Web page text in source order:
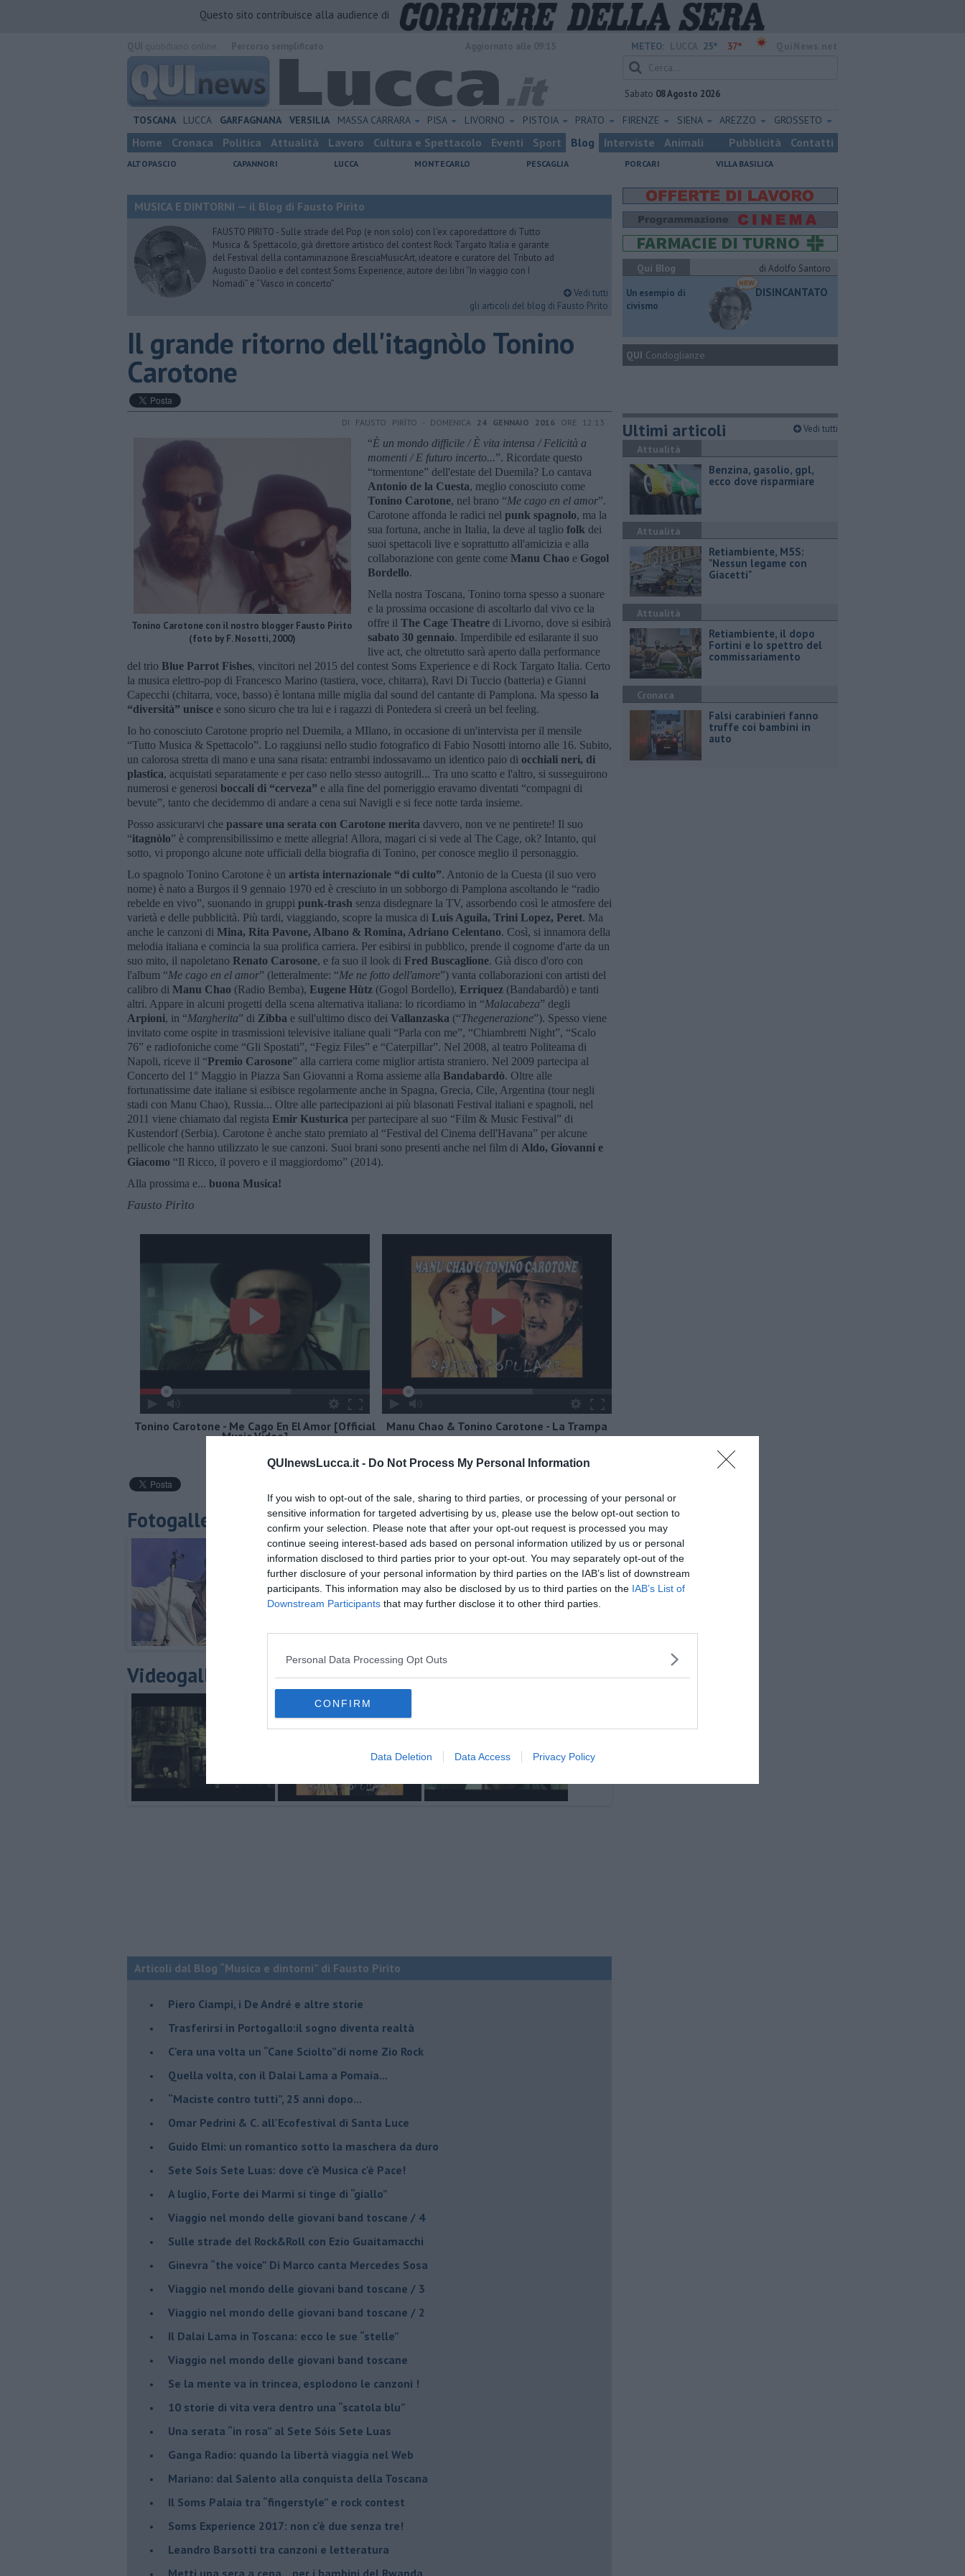
QUInewsLucca.it - Do Not Process My Personal Information
If you wish to opt-out of the sale, sharing to third parties, or processing of your personal or
sensitive information for targeted advertising by us, please use the below opt-out section to
confirm your selection. Please note that after your opt-out request is processed you may
continue seeing interest-based ads based on personal information utilized by us or personal
information disclosed to third parties prior to your opt-out. You may separately opt-out of the
further disclosure of your personal information by third parties on the IAB’s list of downstream
participants. This information may also be disclosed by us to third parties on the IAB’s List of
Downstream Participants that may further disclose it to other third parties.
Personal Data Processing Opt Outs
CONFIRM
Data Deletion Data Access Privacy Policy
Questo sito contribuisce alla audience di
METEO: 25° 37°
Sabato 08 Agosto 2026
TOSCANA LUCCA GARFAGNANA VERSILIA MASSA CARRARA PISA LIVORNO PISTOIA PRATO FIRENZE SIENA AREZZO GROSSETO
Home Cronaca Politica Attualità Lavoro Cultura e Spettacolo Eventi Sport Blog Interviste Animali Pubblicità Contatti
ALTOPASCIO CAPANNORI LUCCA MONTECARLO PESCAGLIA PORCARI VILLA BASILICA
MUSICA E DINTORNI — il Blog di Fausto Pirìto
FAUSTO PIRITO - Sulle strade del Pop (e non solo) con l'ex caporedattore di Tutto
Musica & Spettacolo, già direttore artistico del contest Rock Targato Italia e garante
del Festival della contaminazione BresciaMusicArt, ideatore e curatore del Tributo ad
Augusto Daolio e del contest Soms Experience, autore dei libri “In viaggio con I
Nomadi” e “Vasco in concerto”
Vedi tutti
gli articoli del blog di Fausto Pirìto
Il grande ritorno dell'itagnòlo Tonino
Carotone
DI FAUSTO PIRÌTO - DOMENICA 24 GENNAIO 2016 ORE 12:13
Tonino Carotone con il nostro blogger Fausto Pirìto
(foto by F. Nosotti, 2000)
“È un mondo difficile / È vita intensa / Felicità a
momenti / E futuro incerto...”. Ricordate questo
“tormentone” dell'estate del Duemila? Lo cantava
Antonio de la Cuesta, meglio conosciuto come
Tonino Carotone, nel brano “Me cago en el amor”.
Carotone affonda le radici nel punk spagnolo, ma la
sua fortuna, anche in Italia, la deve al taglio folk dei
suoi spettacoli live e soprattutto all'amicizia e alla
collaborazione con gente come Manu Chao e Gogol
Bordello.
Nella nostra Toscana, Tonino torna spesso a suonare
e la prossima occasione di ascoltarlo dal vivo ce la
offre il The Cage Theatre di Livorno, dove si esibirà
sabato 30 gennaio. Imperdibile ed esilarante il suo
live act, che oltretutto sarà aperto dalla performance
del trio Blue Parrot Fishes, vincitori nel 2015 del contest Soms Experience e di Rock Targato Italia. Certo
la musica elettro-pop di Francesco Marino (tastiera, voce, chitarra), Ravi Di Tuccio (batteria) e Gianni
Capecchi (chitarra, voce, basso) è lontana mille miglia dal sound del cantante di Pamplona. Ma spesso la
“diversità” unisce e sono sicuro che tra lui e i ragazzi di Pontedera si creerà un bel feeling.
Io ho conosciuto Carotone proprio nel Duemila, a MIlano, in occasione di un'intervista per il mensile
“Tutto Musica & Spettacolo”. Lo raggiunsi nello studio fotografico di Fabio Nosotti intorno alle 16. Subito,
un calorosa stretta di mano e una sana risata: entrambi indossavamo un identico paio di occhiali neri, di
plastica, acquistati separatamente e per caso nello stesso autogrill... Tra uno scatto e l'altro, si susseguirono
numerosi e generosi boccali di “cerveza” e alla fine del pomeriggio eravamo diventati “compagni di
bevute”, tanto che decidemmo di andare a cena sui Navigli e si fece notte tarda insieme.
Posso assicurarvi che passare una serata con Carotone merita davvero, non ve ne pentirete! Il suo
“itagnòlo” è comprensibilissimo e mette allegria! Allora, magari ci si vede al The Cage, ok? Intanto, qui
sotto, vi propongo alcune note ufficiali della biografia di Tonino, per conosce meglio il personaggio.
Lo spagnolo Tonino Carotone è un artista internazionale “di culto”. Antonio de la Cuesta (il suo vero
nome) è nato a Burgos il 9 gennaio 1970 ed è cresciuto in un sobborgo di Pamplona ascoltando le “radio
rebelde en vivo”, suonando in gruppi punk-trash senza disdegnare la TV, assorbendo così le atmosfere dei
varietà e delle pubblicità. Più tardi, viaggiando, scopre la musica di Luis Aguila, Trini Lopez, Peret. Ma
anche le canzoni di Mina, Rita Pavone, Albano & Romina, Adriano Celentano. Così, si innamora della
melodia italiana e comincia la sua prolifica carriera. Per esibirsi in pubblico, prende il cognome d'arte da un
suo mito, il napoletano Renato Carosone, e fa suo il look di Fred Buscaglione. Già disco d'oro con
l'album “Me cago en el amor” (letteralmente: “Me ne fotto dell'amore”) vanta collaborazioni con artisti del
calibro di Manu Chao (Radio Bemba), Eugene Hùtz (Gogol Bordello), Erriquez (Bandabardò) e tanti
altri. Appare in alcuni progetti della scena alternativa italiana: lo ricordiamo in “Malacabeza” degli
Arpioni, in “Margherita” di Zibba e sull'ultimo disco dei Vallanzaska (“Thegenerazione”). Spesso viene
invitato come ospite in trasmissioni televisive italiane quali “Parla con me”, “Chiambretti Night”, “Scalo
76” e radiofoniche come “Gli Spostati”, “Fegiz Files” e “Caterpillar”. Nel 2008, al teatro Politeama di
Napoli, riceve il “Premio Carosone” alla carriera come miglior artista straniero. Nel 2009 partecipa al
Concerto del 1° Maggio in Piazza San Giovanni a Roma assieme alla Bandabardò. Oltre alle
fortunatissime date italiane si esibisce regolarmente anche in Spagna, Grecia, Cile, Argentina (tour negli
stadi con Manu Chao), Russia... Oltre alle partecipazioni ai più blasonati Festival italiani e spagnoli, nel
2011 viene chiamato dal regista Emir Kusturica per partecipare al suo “Film & Music Festival” di
Kustendorf (Serbia). Carotone è anche stato premiato al “Festival del Cinema dell'Havana” per alcune
pellicole che hanno utilizzato le sue canzoni. Suoi brani sono presenti anche nel film di Aldo, Giovanni e
Giacomo “Il Ricco, il povero e il maggiordomo” (2014).
Alla prossima e... buona Musica!
Fausto Pirìto
Tonino Carotone - Me Cago En El Amor [Official
Music Video]
Manu Chao & Tonino Carotone - La Trampa
Fotogallery
Videogallery
Articoli dal Blog “Musica e dintorni” di Fausto Pirìto
​Piero Ciampi, i De André e altre storie
​Trasferirsi in Portogallo:il sogno diventa realtà
​C'era una volta un “Cane Sciolto”di nome Zio Rock
Quella volta, con il Dalai Lama a Pomaia...
​“Maciste contro tutti”, 25 anni dopo...
​Omar Pedrini & C. all'Ecofestival di Santa Luce
Guido Elmi: un romantico sotto la maschera da duro
Sete Soís Sete Luas: dove c'è Musica c'è Pace!
​A luglio, Forte dei Marmi si tinge di “giallo”
Viaggio nel mondo delle giovani band toscane / 4
Sulle strade del Rock&Roll con Ezio Guaitamacchi
​Ginevra “the voice” Di Marco canta Mercedes Sosa
Viaggio nel mondo delle giovani band toscane / 3
​Viaggio nel mondo delle giovani band toscane / 2
Il Dalai Lama in Toscana: ecco le sue “stelle”
Viaggio nel mondo delle giovani band toscane
Se la mente va in trincea, esplodono le canzoni !
​10 storie di vita vera dentro una “scatola blu”
​Una serata “in rosa” al Sete Sóis Sete Luas
Ganga Radio: quando la libertà viaggia nel Web
Mariano: dal Salento alla conquista della Toscana
​Il Soms Palaia tra “fingerstyle” e rock contest
Soms Experience 2017: non c'è due senza tre!
​Leandro Barsotti tra canzoni e letteratura
​Metti una sera a cena... per i bambini del Rwanda
Qui Blog
di Adolfo Santoro
​Un esempio di
civismo
DISINCANTATO
QUI Condoglianze
Ultimi articoli Vedi tutti
Attualità
​Benzina, gasolio, gpl,
ecco dove risparmiare
Attualità
Retiambiente, M5S:
"Nessun legame con
Giacetti"
Attualità
Retiambiente, il dopo
Fortini e lo spettro del
commissariamento
Cronaca
Falsi carabinieri fanno
truffe coi bambini in
auto